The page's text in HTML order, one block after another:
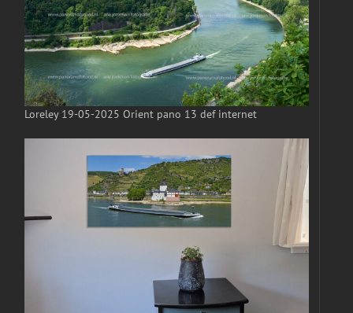
Loreley 19-05-2025 Orient pano 13 def internet